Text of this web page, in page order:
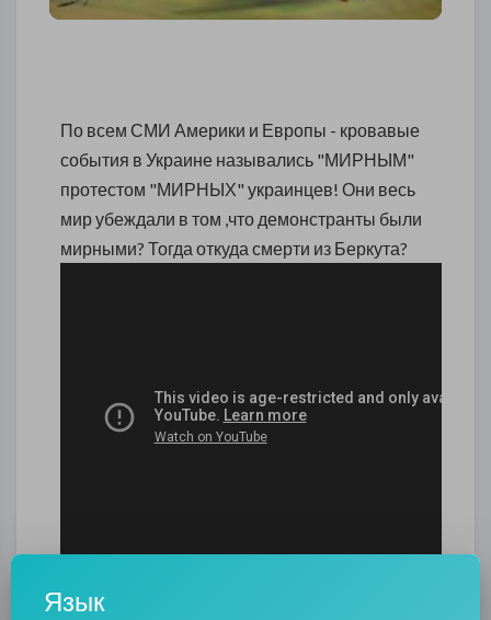
По всем СМИ Америки и Европы - кровавые
события в Украине назывались "МИРНЫМ"
протестом "МИРНЫХ" украинцев! Они весь
мир убеждали в том ,что демонстранты были
мирными? Тогда откуда смерти из Беркута?
Риторический вопрос: А беженцы из Сирии
Язык